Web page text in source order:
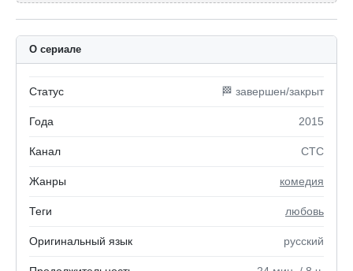
О сериале
Статус 🏁 завершен/закрыт
Года 2015
Канал СТС
Жанры комедия
Теги любовь
Оригинальный язык русский